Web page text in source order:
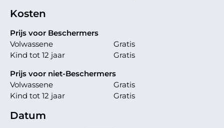
Kosten
Prijs voor Beschermers
Volwassene
Gratis
Kind tot 12 jaar
Gratis
Prijs voor niet-Beschermers
Volwassene
Gratis
Kind tot 12 jaar
Gratis
Datum